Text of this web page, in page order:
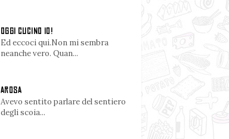
OGGI CUCINO IO!
Ed eccoci qui.Non mi sembra
neanche vero. Quan...
AROSA
Avevo sentito parlare del sentiero
degli scoia...